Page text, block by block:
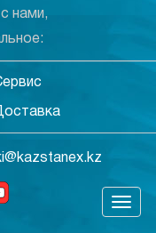
нами,